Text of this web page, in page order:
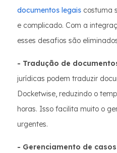
documentos legais costuma
e complicado. Com a
esses desafios são
- Tradução de
jurídicas podem traduzir
Docketwise, reduzindo o
horas. Isso facilita muito o
urgentes.
- Gerenciamento de